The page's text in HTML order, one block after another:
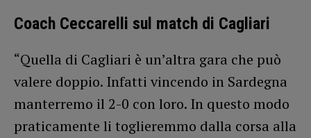
Coach Ceccarelli sul match di Cagliari
“Quella di Cagliari è un’altra gara che può
valere doppio. Infatti vincendo in Sardegna
manterremo il 2-0 con loro. In questo modo
praticamente li toglieremmo dalla corsa alla